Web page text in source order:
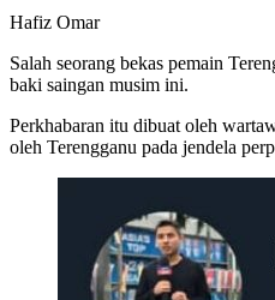
Hafiz Omar
Salah seorang bekas pemain
baki saingan musim ini.
Perkhabaran itu dibuat oleh
oleh Terengganu pada jendela